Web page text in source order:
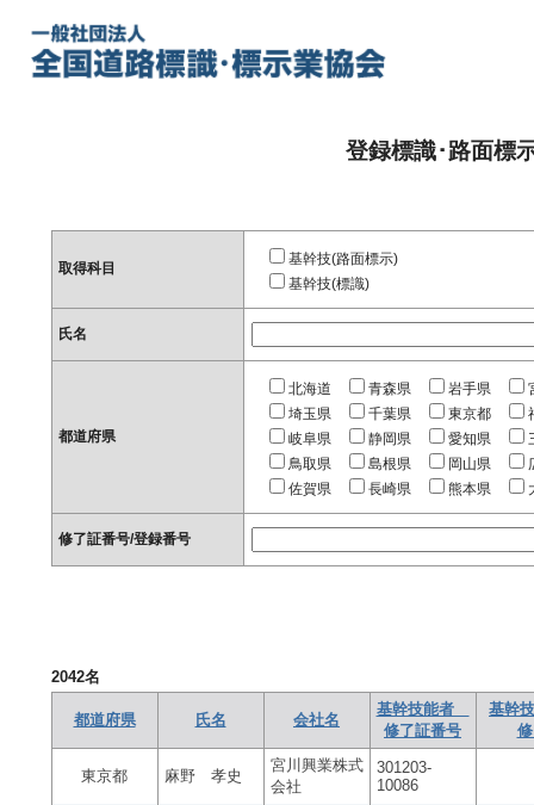
登録標識･路面標
取得科目
基幹技(路面標示)
基幹技(標識)
氏名
都道府県
北海道 青森県 岩手県
埼玉県
千葉県 東京都
岐阜県
静岡県 愛知県
鳥取県
島根県 岡山県
佐賀県
長崎県 熊本県
修了証番号/登録番号
2042名
都道府県 氏名 会社名
基幹技能者
修了証番号
基幹
東京都 麻野 孝史
宮川興業株式
会社
301203-
10086